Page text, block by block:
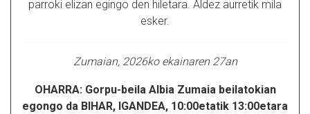
parroki elizan egingo den hiletara. Aldez aurretik mila
esker.
Zumaian, 2026ko ekainaren 27an
OHARRA: Gorpu-beila Albia Zumaia beilatokian
egongo da BIHAR, IGANDEA, 10:00etatik 13:00etara